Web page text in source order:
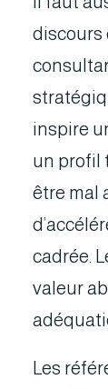
discours
inspire
un profil
être mal
cadrée.
valeur
Les